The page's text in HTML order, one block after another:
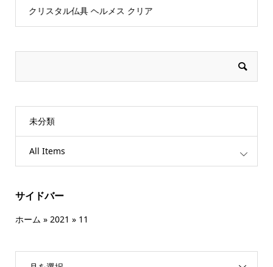
クリスタル仏具 ヘルメス クリア
未分類
All Items
サイドバー
ホーム » 2021 »11